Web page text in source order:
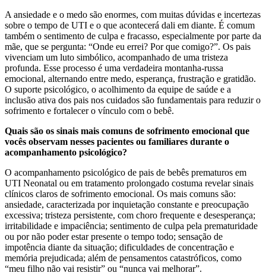
A ansiedade e o medo são enormes, com muitas dúvidas e incertezas
sobre o tempo de UTI e o que acontecerá dali em diante. É comum
também o sentimento de culpa e fracasso, especialmente por parte da
mãe, que se pergunta: “Onde eu errei? Por que comigo?”. Os pais
vivenciam um luto simbólico, acompanhado de uma tristeza
profunda. Esse processo é uma verdadeira montanha-russa
emocional, alternando entre medo, esperança, frustração e gratidão.
O suporte psicológico, o acolhimento da equipe de saúde e a
inclusão ativa dos pais nos cuidados são fundamentais para reduzir o
sofrimento e fortalecer o vínculo com o bebê.
Quais são os sinais mais comuns de sofrimento emocional que
vocês observam nesses pacientes ou familiares durante o
acompanhamento psicológico?
O acompanhamento psicológico de pais de bebês prematuros em
UTI Neonatal ou em tratamento prolongado costuma revelar sinais
clínicos claros de sofrimento emocional. Os mais comuns são:
ansiedade, caracterizada por inquietação constante e preocupação
excessiva; tristeza persistente, com choro frequente e desesperança;
irritabilidade e impaciência; sentimento de culpa pela prematuridade
ou por não poder estar presente o tempo todo; sensação de
impotência diante da situação; dificuldades de concentração e
memória prejudicada; além de pensamentos catastróficos, como
“meu filho não vai resistir” ou “nunca vai melhorar”.